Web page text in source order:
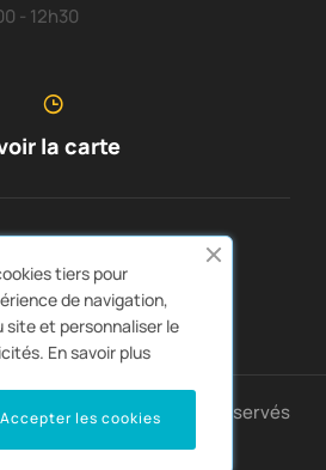
- 12h30
la carte

CATALOGUES
Tous droits réservés
tiers pour
de navigation,
et personnaliser le
En savoir plus
Accepter les cookies